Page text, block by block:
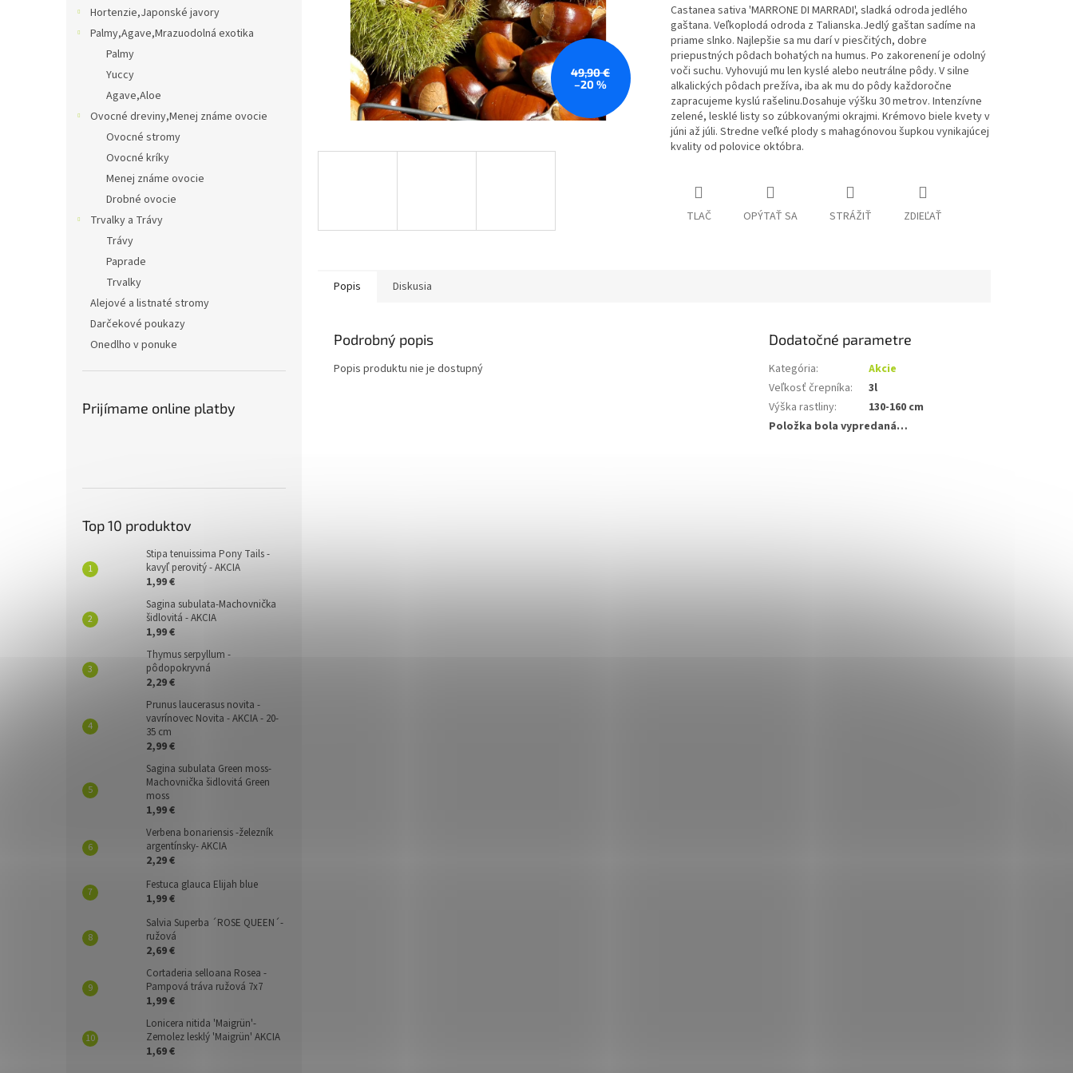
Hortenzie,Japonské javory
Palmy,Agave,Mrazuodolná exotika
Palmy
Yuccy
Agave,Aloe
Ovocné dreviny,Menej známe ovocie
Ovocné stromy
Ovocné kríky
Menej známe ovocie
Drobné ovocie
Trvalky a Trávy
Trávy
Paprade
Trvalky
Alejové a listnaté stromy
Darčekové poukazy
Onedlho v ponuke
Prijímame online platby
Top 10 produktov
Stipa tenuissima Pony Tails -
kavyľ perovitý - AKCIA
1,99 €
Sagina subulata-Machovnička
šidlovitá - AKCIA
1,99 €
Thymus serpyllum -
pôdopokryvná
2,29 €
Prunus laucerasus novita -
vavrínovec Novita - AKCIA - 20-
35 cm
2,99 €
Sagina subulata Green moss-
Machovnička šidlovitá Green
moss
1,99 €
Verbena bonariensis -železník
argentínsky- AKCIA
2,29 €
Festuca glauca Elijah blue
1,99 €
Salvia Superba ´ROSE QUEEN´-
ružová
2,69 €
Cortaderia selloana Rosea -
Pampová tráva ružová 7x7
1,99 €
Lonicera nitida 'Maigrün'-
Zemolez lesklý 'Maigrün' AKCIA
1,69 €
49,90 €
–20 %
Castanea sativa 'MARRONE DI MARRADI', sladká odroda jedlého
gaštana. Veľkoplodá odroda z Talianska.Jedlý gaštan sadíme na
priame slnko. Najlepšie sa mu darí v piesčitých, dobre
priepustných pôdach bohatých na humus. Po zakorenení je odolný
voči suchu. Vyhovujú mu len kyslé alebo neutrálne pôdy. V silne
alkalických pôdach prežíva, iba ak mu do pôdy každoročne
zapracujeme kyslú rašelinu.Dosahuje výšku 30 metrov. Intenzívne
zelené, lesklé listy so zúbkovanými okrajmi. Krémovo biele kvety v
júni až júli. Stredne veľké plody s mahagónovou šupkou vynikajúcej
kvality od polovice októbra.
TLAČ OPÝTAŤ SA STRÁŽIŤ ZDIEĽAŤ
Popis Diskusia
Podrobný popis
Popis produktu nie je dostupný
Dodatočné parametre
Kategória:
Akcie
Veľkosť črepníka:
3l
Výška rastliny:
130-160 cm
Položka bola vypredaná…